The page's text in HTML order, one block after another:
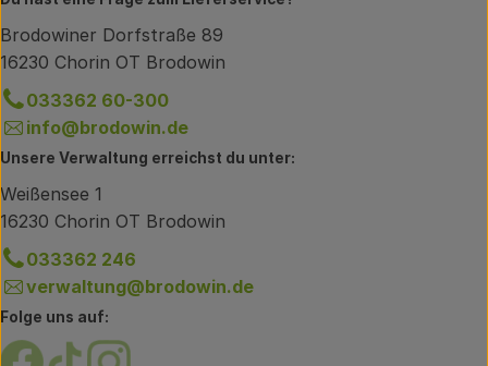
Brodowiner Dorfstraße 89
16230 Chorin OT Brodowin
033362 60-300
info@brodowin.de
Unsere Verwaltung erreichst du unter:
Weißensee 1
16230 Chorin OT Brodowin
033362 246
verwaltung@brodowin.de
Folge uns auf:
Externer Link zu https://www.facebook.com/
Externer Link zu https://www.tiktok.com/
Externer Link zu https://